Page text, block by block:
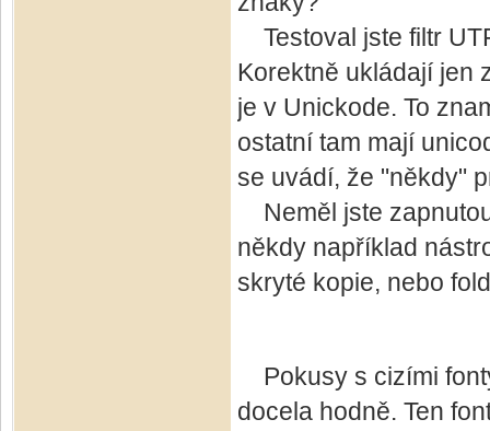
Testoval jste filtr
Korektně ukládají jen
je v Unickode. To
ostatní tam mají
se uvádí, že "někdy"
Neměl jste
někdy například
skryté kopie, nebo
Pokusy s cizími
docela hodně. Ten